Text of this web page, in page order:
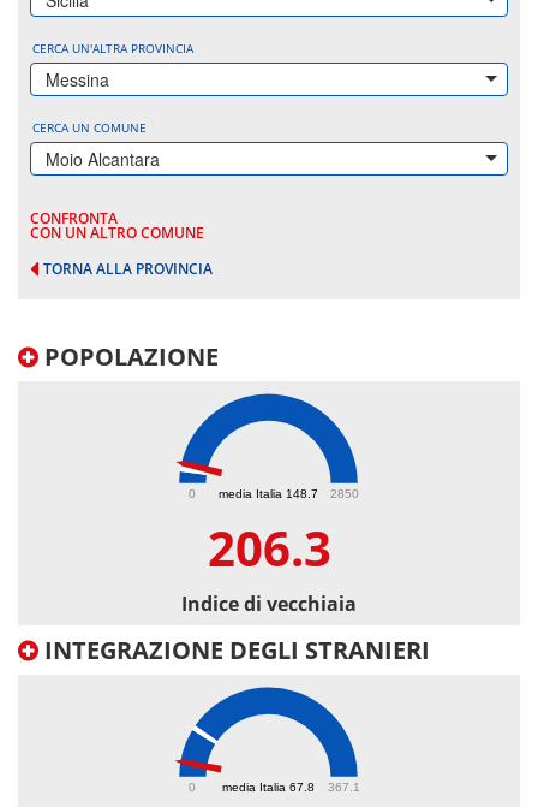
CERCA UN'ALTRA PROVINCIA
Messina
CERCA UN COMUNE
Moio Alcantara
CONFRONTA
CON UN ALTRO COMUNE
TORNA ALLA PROVINCIA
POPOLAZIONE
media Italia 148.7
0 2850
206.3
Indice di vecchiaia
INTEGRAZIONE DEGLI STRANIERI
media Italia 67.8
0 367.1